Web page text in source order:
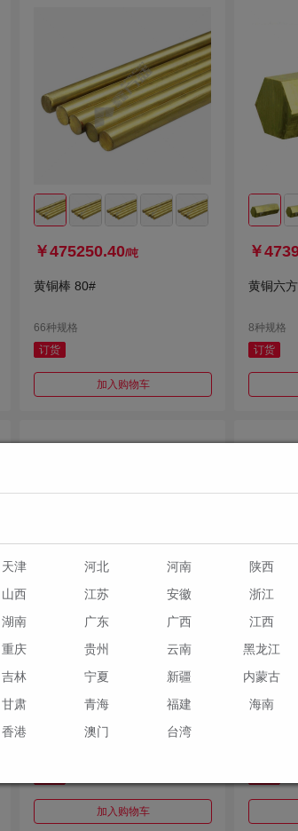
￥475250.40/吨
黄铜棒 80#
66种规格
订货
加入购物车
￥
黄铜六
8种规格
订货
￥237.60/米
#镀铜铜棒（圆钢镀铜） 25
加入购物车
￥0.00
紫铜棒
天津 河北 河南
陕西
山西 江苏 安徽
浙江
湖南 广东 广西
江西
重庆 贵州 云南
黑龙江
吉林 宁夏 新疆
内蒙古
甘肃 青海 福建
海南
香港 澳门 台湾